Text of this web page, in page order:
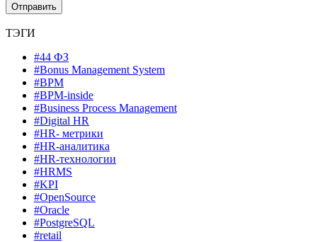
ТЭГИ
#44 ФЗ
#Bonus Management System
#BPM
#BPM-inside
#Business Process Management
#Digital HR
#HR- метрики
#HR-аналитика
#HR-технологии
#HRMS
#KPI
#OpenSource
#Oracle
#PostgreSQL
#retail